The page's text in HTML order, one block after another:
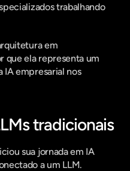
trabalhando
em
que ela representa um
IA empresarial nos
tradicionais
sua jornada em IA
a um LLM.